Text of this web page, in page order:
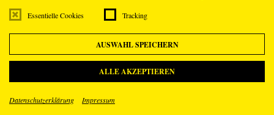
Essentielle Cookies Tracking
AUSWAHL SPEICHERN
ALLE AKZEPTIEREN
Datenschutzerklärung Impressum
28 Mi
19.30 – 22.05 Uhr